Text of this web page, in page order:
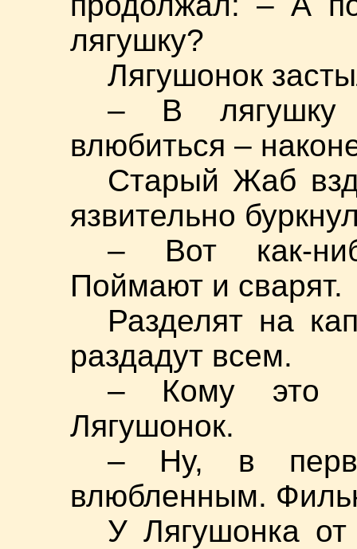
лягушку?
Лягушонок
– В лягушку
влюбиться –
Старый Жаб
язвительно
– Вот как-
Поймают и сварят.
Разделят на
раздадут всем.
– Кому это
Лягушонок.
– Ну, в
влюбленным.
У Лягушонка